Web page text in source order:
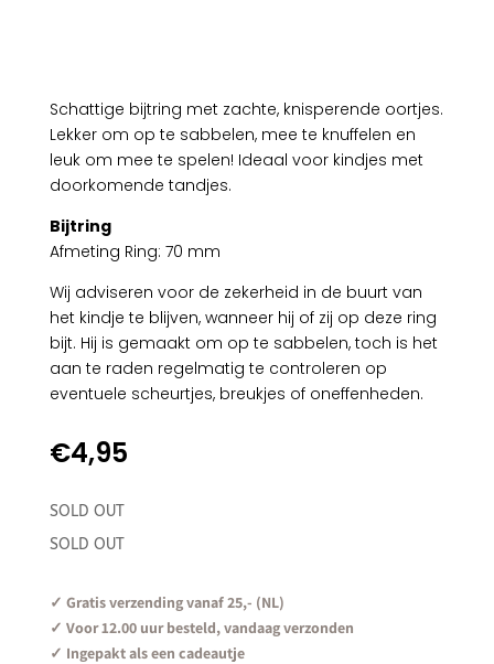
Schattige bijtring met zachte, knisperende oortjes.
Lekker om op te sabbelen, mee te knuffelen en
leuk om mee te spelen! Ideaal voor kindjes met
doorkomende tandjes.
Bijtring
Afmeting Ring: 70 mm
Wij adviseren voor de zekerheid in de buurt van
het kindje te blijven, wanneer hij of zij op deze ring
bijt. Hij is gemaakt om op te sabbelen, toch is het
aan te raden regelmatig te controleren op
eventuele scheurtjes, breukjes of oneffenheden.
€4,95
SOLD OUT
SOLD OUT
✓ Gratis verzending vanaf 25,- (NL)
✓ Voor 12.00 uur besteld, vandaag verzonden
✓ Ingepakt als een cadeautje